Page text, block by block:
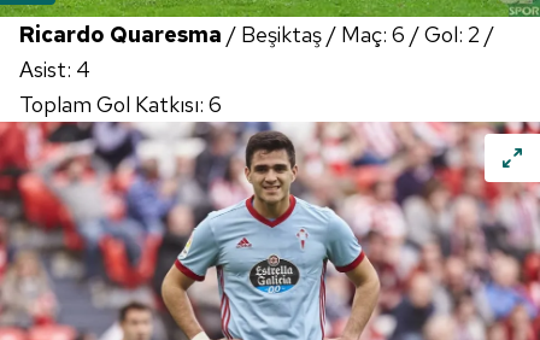
Ricardo Quaresma / Beşiktaş / Maç: 6 / Gol: 2 /
Asist: 4
Toplam Gol Katkısı: 6